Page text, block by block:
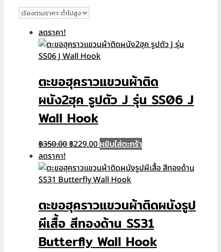
to
high
ลดราคา!
ตะขอฮุคราวแขวนผ้าติด
ผนัง2ฮุค รูปตัว J รุ่น SS06 J
Wall Hook
฿350.00 Original
was:
฿350.00.
฿229.00Current
is:
฿229.00.
หยิบใส่ตะกร้า
ลดราคา!
ตะขอฮุคราวแขวนผ้าติดผนังรูป
ผีเสื้อ สีทองด้าน SS31
Butterfly Wall Hook